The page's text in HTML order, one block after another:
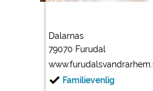
Dalarnas
79070 Furudal
Familievenlig